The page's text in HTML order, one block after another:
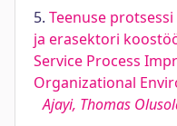
5. Teenuse
ja erasektori
Service Process
Organizational
Ajayi, Thomas